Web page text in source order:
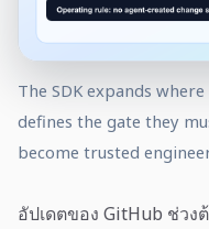
The SDK expands
defines the gate they
become trusted
อัปเดตของ GitHub ช่ว